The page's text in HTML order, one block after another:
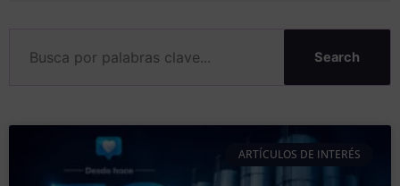
Search
ARTÍCULOS DE INTERÉS